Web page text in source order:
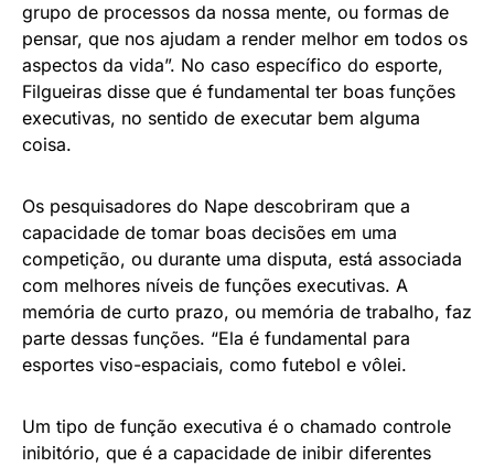
grupo de processos da nossa mente, ou formas de
pensar, que nos ajudam a render melhor em todos os
aspectos da vida”. No caso específico do esporte,
Filgueiras disse que é fundamental ter boas funções
executivas, no sentido de executar bem alguma
coisa.
Os pesquisadores do Nape descobriram que a
capacidade de tomar boas decisões em uma
competição, ou durante uma disputa, está associada
com melhores níveis de funções executivas. A
memória de curto prazo, ou memória de trabalho, faz
parte dessas funções. “Ela é fundamental para
esportes viso-espaciais, como futebol e vôlei.
Um tipo de função executiva é o chamado controle
inibitório, que é a capacidade de inibir diferentes